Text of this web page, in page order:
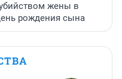
жены в
рождения сына